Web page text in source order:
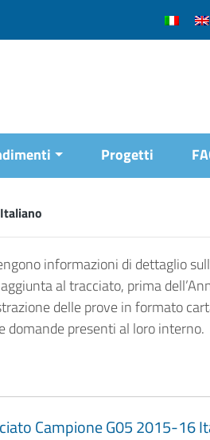
Progetti
informazioni di dettaglio
al tracciato, prima
delle prove in formato
domande presenti al loro interno.
Campione G05 2015-16